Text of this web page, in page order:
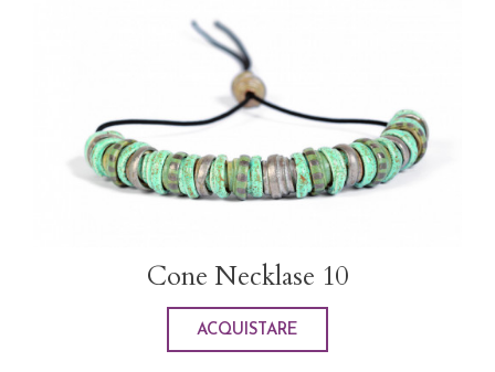
Cone Necklase 10
ACQUISTARE